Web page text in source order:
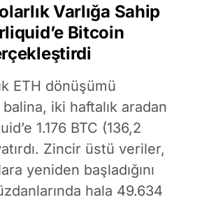
Varlığa Sahip
Bitcoin
ETH dönüşümü
iki haftalık aradan
1.176 BTC (136,2
Zincir üstü veriler,
yeniden başladığını
hala 49.634